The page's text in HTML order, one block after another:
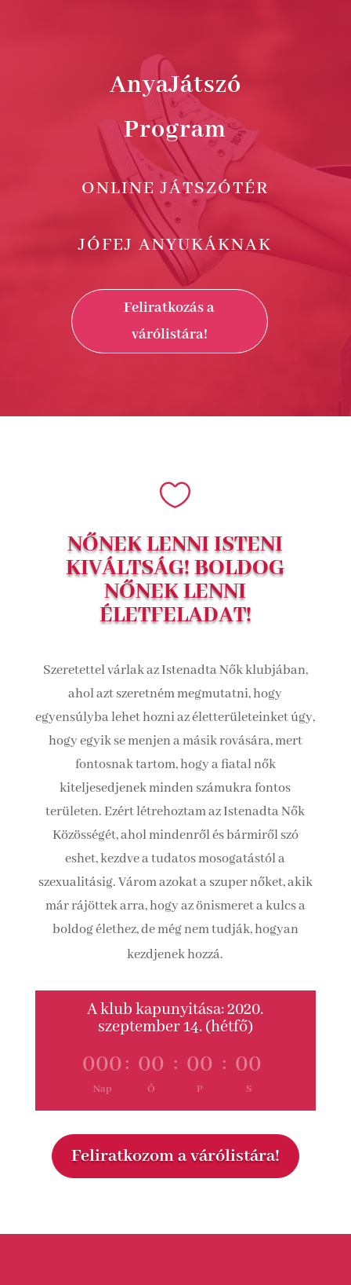
AnyaJátszó
Program
ONLINE JÁTSZÓTÉR
JÓFEJ ANYUKÁKNAK
Feliratkozás a
várólistára!

NŐNEK LENNI ISTENI
KIVÁLTSÁG! BOLDOG
NŐNEK LENNI
ÉLETFELADAT!
Szeretettel várlak az Istenadta Nők klubjában,
ahol azt szeretném megmutatni, hogy
egyensúlyba lehet hozni az életterületeinket úgy,
hogy egyik se menjen a másik rovására, mert
fontosnak tartom, hogy a fiatal nők
kiteljesedjenek minden számukra fontos
területen. Ezért létrehoztam az Istenadta Nők
Közösségét, ahol mindenről és bármiről szó
eshet, kezdve a tudatos mosogatástól a
szexualitásig. Várom azokat a szuper nőket, akik
már rájöttek arra, hogy az önismeret a kulcs a
boldog élethez, de még nem tudják, hogyan
kezdjenek hozzá.
A klub kapunyitása: 2020.
szeptember 14. (hétfő)
000
Nap
: 00
Ó
: 00
P
: 00
S
Feliratkozom a várólistára!